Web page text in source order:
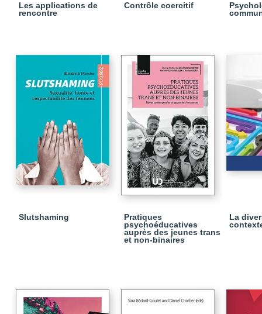
Les applications de
rencontre
Contrôle coercitif
Slutshaming
Pratiques
psychoéducatives
auprès des jeunes trans
et non-binaires
La